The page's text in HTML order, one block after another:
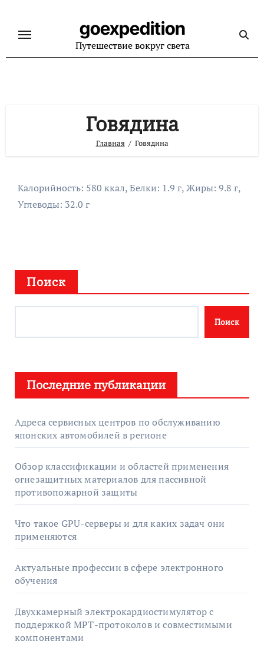
содержанию
goexpedition
Путешествие вокруг света
Говядина
Главная Говядина
Калорийность: 580 ккал, Белки: 1.9 г, Жиры: 9.8 г,
Углеводы: 32.0 г
Поиск
Поиск
Последние публикации
Адреса сервисных центров по обслуживанию
японских автомобилей в регионе
Обзор классификации и областей применения
огнезащитных материалов для пассивной
противопожарной защиты
Что такое GPU-серверы и для каких задач они
применяются
Актуальные профессии в сфере электронного
обучения
Двухкамерный электрокардиостимулятор с
поддержкой МРТ-протоколов и совместимыми
компонентами